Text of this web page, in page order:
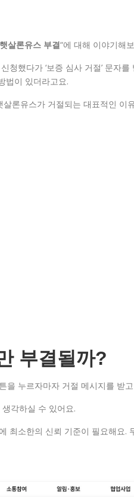
햇살론유스 부결“에 대해 이야기해
청했다가 ‘보증 심사 거절’ 문자
법이 있더라고요.
론유스가 거절되는 대표적인 이
부결될까?
을 누르자마자 거절 메시지를 받
각하실 수 있어요.
최소한의 신뢰 기준이 필요해요